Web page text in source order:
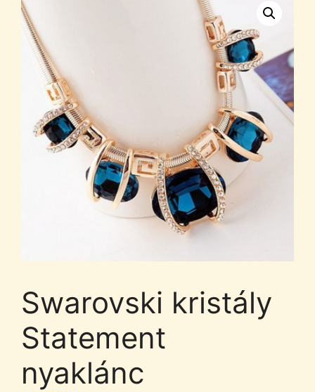
Swarovski kristály
Statement
nyaklánc